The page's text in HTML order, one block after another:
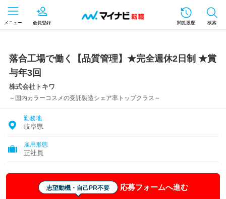
メニュー 会員登録 閲覧履歴 検索
落合工場で働く【品質管理】★完全週休2日制 ★賞
与年3回
株式会社トキワ
～国内カラーコスメの受託製造シェア率トップクラス～
勤務地
岐阜県
雇用形態
正社員
志望動機・自己PR不要 応募フォームへ進む